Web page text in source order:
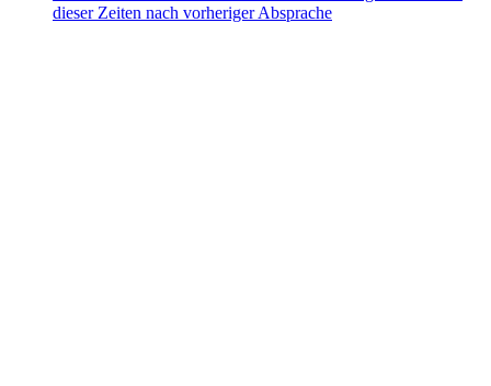
dieser Zeiten nach vorheriger Absprache